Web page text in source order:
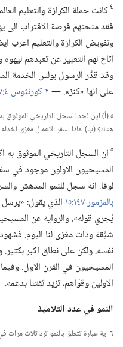
٤كانت حملة الكرازة والتعليم
فقد منحتهم فرصة الاقتراب الى
وتفويض الكرازة والتعليم اعرب
اتاح لهم التعبير عن تعبدهم
وقد قدَّر الرسول بولس الخدمة
على انها «كنز».‏ —‏٢ كورنثوس ٤:‏٧
٥ (‏أ)‏ اين نجد السجل التاريخي
هناك؟‏ (‏ب)‏ لماذا لسفر الاعمال مغزى لخدام
٥ان السجل التاريخي الموثوق به
المسيحيون الاولون موجود في
لوقا.‏ انه سجل للنمو المدهش
بالمزمور ١٤٧:‏١٥
الذي يقول:‏
يُجري قوله».‏ والرواية عن
شيِّقة وذات مغزى لنا اليوم.‏
نفسه،‏ ولكن على نطاق اكبر
المسيحيون في القرن الاول.‏
الاولين وقوّاهم،‏ تزيد ثقتنا بدعمه.‏
النمو فيعدد التلاميذ
٦ اية عبارة تتعلق بالنمو ترد ثلاث مرات في سفر الاعمال،‏ وإلامَ تشير؟‏